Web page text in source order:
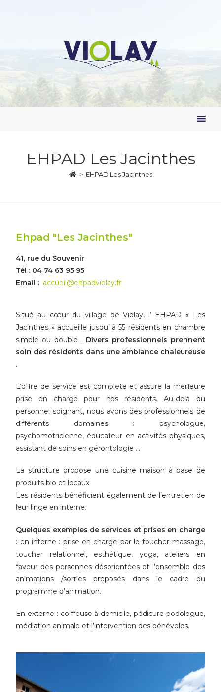
EHPAD Les Jacinthes
> EHPAD Les Jacinthes
Ehpad "Les Jacinthes"
41, rue du Souvenir
Tél : 04 74 63 95 95
Email : accueil@ehpadviolay.fr
Situé au cœur du village de Violay, l’ EHPAD « Les
Jacinthes » accueille jusqu’ à 55 résidents en chambre
simple ou double . Divers professionnels prennent
soin des résidents dans une ambiance chaleureuse
.
L’offre de service est complète et assure la meilleure
prise en charge pour nos résidents. Au-delà du
personnel soignant, nous avons des professionnels de
différents domaines : psychologue,
psychomotricienne, éducateur en activités physiques,
assistant de soins en gérontologie ….
La structure propose une cuisine maison à base de
produits bio et locaux.
Les résidents bénéficient également de l’entretien de
leur linge en interne.
Quelques exemples de services et prises en charge
: en interne : prise en charge par le toucher massage,
toucher relationnel, esthétique, yoga, ateliers en
faveur des personnes désorientées et l’ensemble des
animations /sorties proposés dans le cadre du
programme d’animation.
En externe : coiffeuse à domicile, pédicure podologue,
médiation animale et l’intervention des bénévoles.